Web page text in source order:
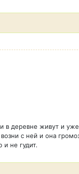
деревне живут и
с ней и она
и не гудит.